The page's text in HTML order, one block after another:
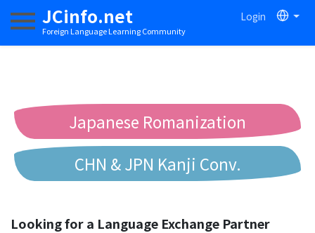
JCinfo.net
Foreign Language Learning Community
Login
Toggle navigation
Japanese Romanization
CHN & JPN Kanji Conv.
Looking for a Language Exchange Partner